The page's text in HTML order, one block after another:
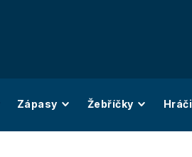
Zápasy Žebříčky Hráči